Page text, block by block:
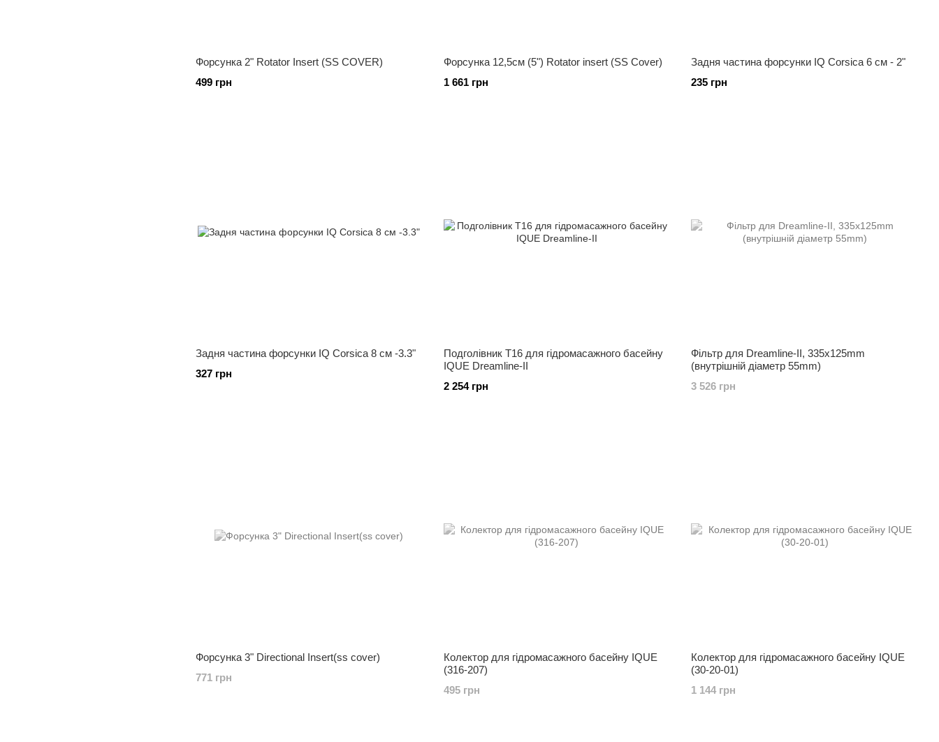
Форсунка 2" Rotator Insert (SS COVER)
499 грн
Форсунка 12,5см (5") Rotator insert (SS Cover)
1 661 грн
Задня частина форсунки IQ Corsica 6 см - 2"
235 грн
Задня частина форсунки IQ Corsica 8 см -3.3"
327 грн
Подголівник T16 для гідромасажного басейну
IQUE Dreamline-II
2 254 грн
Фільтр для Dreamline-II, 335х125mm
(внутрішній діаметр 55mm)
3 526 грн
Форсунка 3" Directional Insert(ss cover)
771 грн
Колектор для гідромасажного басейну IQUE
(316-207)
495 грн
Колектор для гідромасажного басейну IQUE
(30-20-01)
1 144 грн